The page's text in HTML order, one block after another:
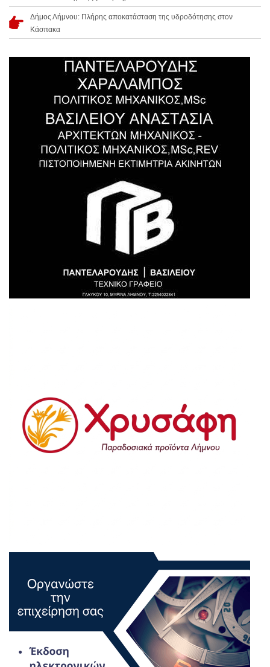
Δήμος Λήμνου: Πλήρης αποκατάσταση της υδροδότησης στον
Κάσπακα